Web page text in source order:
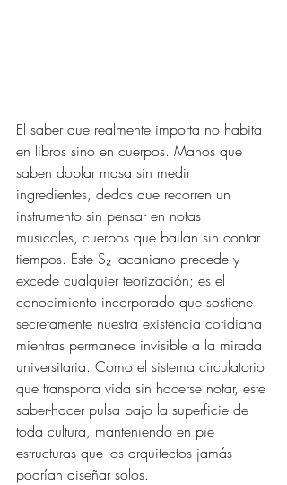
El saber que realmente importa no habita
en libros sino en cuerpos. Manos que
saben doblar masa sin medir
ingredientes, dedos que recorren un
instrumento sin pensar en notas
musicales, cuerpos que bailan sin contar
tiempos. Este S₂ lacaniano precede y
excede cualquier teorización; es el
conocimiento incorporado que sostiene
secretamente nuestra existencia cotidiana
mientras permanece invisible a la mirada
universitaria. Como el sistema circulatorio
que transporta vida sin hacerse notar, este
saber-hacer pulsa bajo la superficie de
toda cultura, manteniendo en pie
estructuras que los arquitectos jamás
podrían diseñar solos.